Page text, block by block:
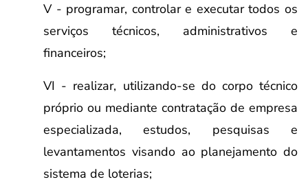
V - programar, controlar e executar todos os
serviços técnicos, administrativos e
financeiros;
VI - realizar, utilizando-se do corpo técnico
próprio ou mediante contratação de empresa
especializada, estudos, pesquisas e
levantamentos visando ao planejamento do
sistema de loterias;